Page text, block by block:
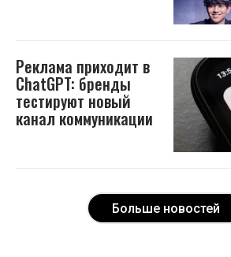
Реклама приходит в
ChatGPT: бренды
тестируют новый
канал коммуникации
Больше новостей